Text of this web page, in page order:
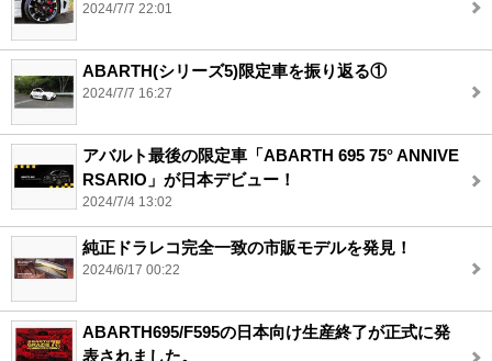
2024/7/7 22:01
ABARTH(シリーズ5)限定車を振り返る①
2024/7/7 16:27
アバルト最後の限定車「ABARTH 695 75° ANNIVE
RSARIO」が日本デビュー！
2024/7/4 13:02
純正ドラレコ完全一致の市販モデルを発見！
2024/6/17 00:22
ABARTH695/F595の日本向け生産終了が正式に発
表されました。